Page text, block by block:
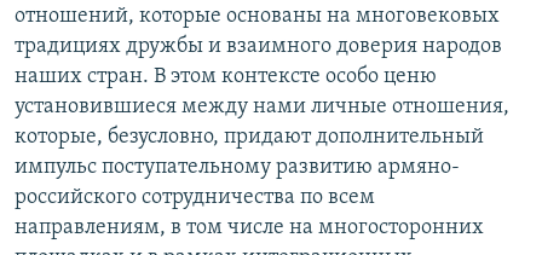
отношений, которые основаны на многовековых
традициях дружбы и взаимного доверия народов
наших стран. В этом контексте особо ценю
установившиеся между нами личные отношения,
которые, безусловно, придают дополнительный
импульс поступательному развитию армяно-
российского сотрудничества по всем
направлениям, в том числе на многосторонних